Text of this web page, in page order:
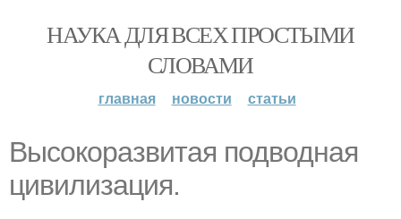
НАУКА ДЛЯ ВСЕХ ПРОСТЫМИ
СЛОВАМИ
главная новости статьи
Bысокоразвитая подводная
цивилизация.